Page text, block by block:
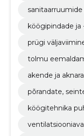
köögipindade
prügi
tolmu
akende ja
põrandate,
köögitehnika